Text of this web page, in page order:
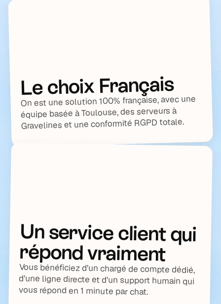
Le choix Français
On est une solution 100% française, avec une
équipe basée à Toulouse, des serveurs à
Gravelines et une conformité RGPD totale.
Un service client qui
répond vraiment
Vous bénéficiez d'un chargé de compte dédié,
d'une ligne directe et d'un support humain qui
vous répond en 1 minute par chat.